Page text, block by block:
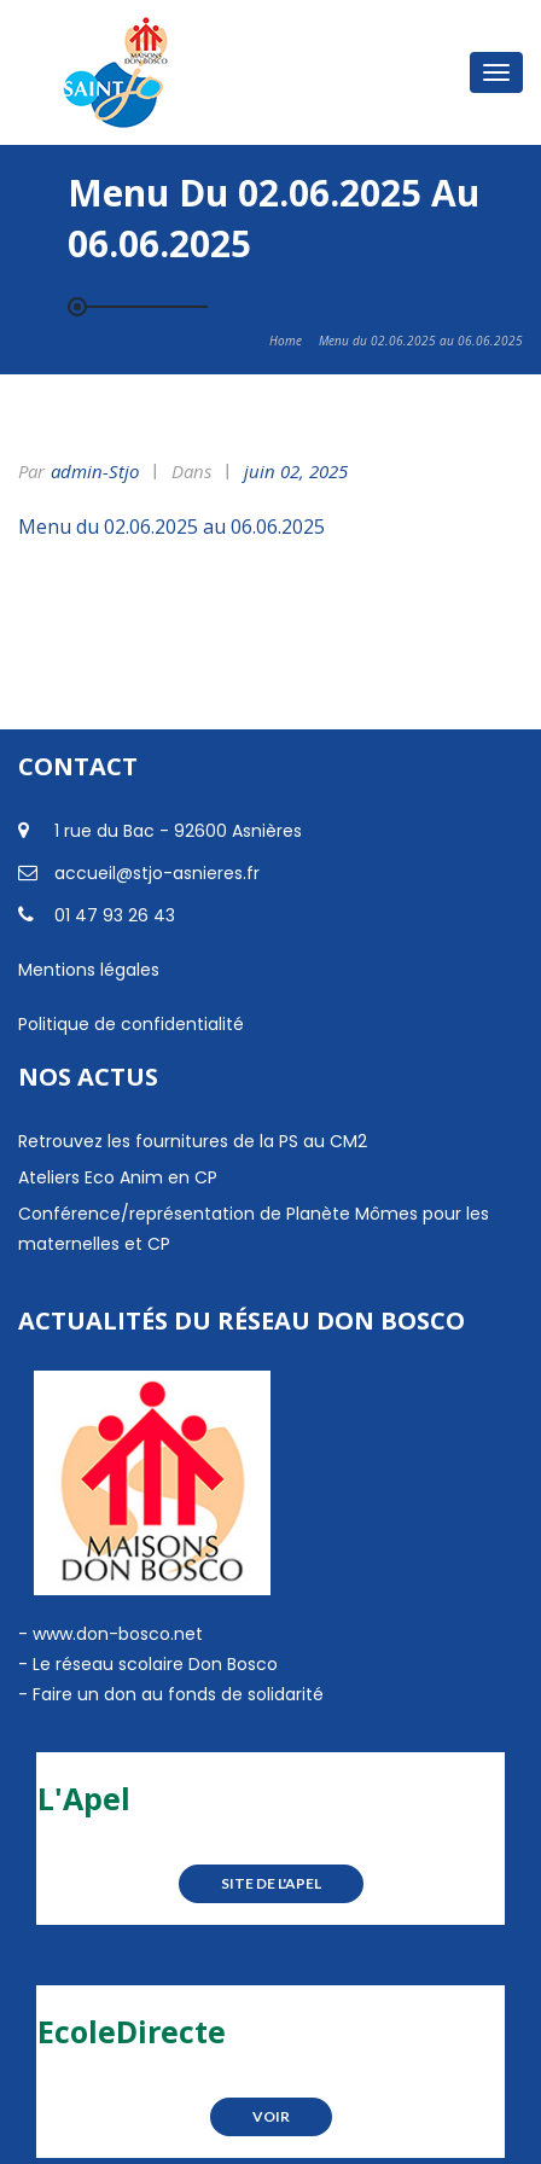
Menu Du 02.06.2025 Au
06.06.2025
Home Menu du 02.06.2025 au 06.06.2025
Par Admin-Stjo Dans juin 02, 2025
Menu du 02.06.2025 au 06.06.2025
CONTACT
1 rue du Bac - 92600 Asnières
accueil@stjo-asnieres.fr
01 47 93 26 43
Mentions légales
Politique de confidentialité
NOS ACTUS
Retrouvez les fournitures de la PS au CM2
Ateliers Eco Anim en CP
Conférence/représentation de Planète Mômes pour les
maternelles et CP
ACTUALITÉS DU RÉSEAU DON BOSCO
- www.don-bosco.net
- Le réseau scolaire Don Bosco
- Faire un don au fonds de solidarité
L'Apel
SITE DE L'APEL
EcoleDirecte
VOIR